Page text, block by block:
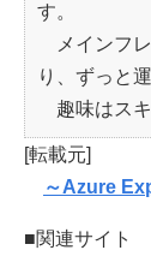
す。
メインフレ
り、ずっと
趣味はスキ
[転載元]
～Azure
■関連サイト